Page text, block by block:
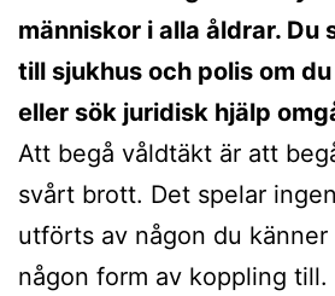
människor i alla åldrar. Du
till sjukhus och polis om
eller sök juridisk hjälp
Att begå våldtäkt är att
svårt brott. Det spelar
utförts av någon du
någon form av koppling till.